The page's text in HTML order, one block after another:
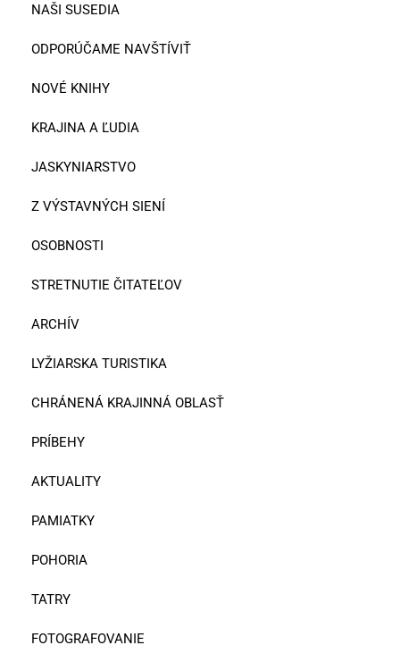
NAŠI SUSEDIA
ODPORÚČAME NAVŠTÍVIŤ
NOVÉ KNIHY
KRAJINA A ĽUDIA
JASKYNIARSTVO
Z VÝSTAVNÝCH SIENÍ
OSOBNOSTI
STRETNUTIE ČITATEĽOV
ARCHÍV
LYŽIARSKA TURISTIKA
CHRÁNENÁ KRAJINNÁ OBLASŤ
PRÍBEHY
AKTUALITY
PAMIATKY
POHORIA
TATRY
FOTOGRAFOVANIE